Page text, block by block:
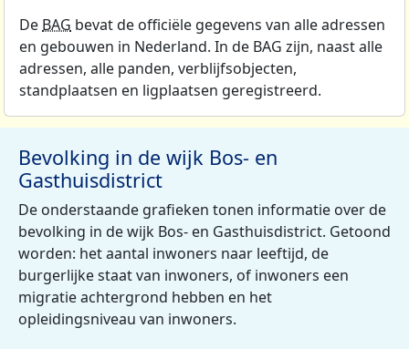
De BAG bevat de officiële gegevens van alle adressen
en gebouwen in Nederland. In de BAG zijn, naast alle
adressen, alle panden, verblijfsobjecten,
standplaatsen en ligplaatsen geregistreerd.
Bevolking in de wijk Bos- en
Gasthuisdistrict
De onderstaande grafieken tonen informatie over de
bevolking in de wijk Bos- en Gasthuisdistrict. Getoond
worden: het aantal inwoners naar leeftijd, de
burgerlijke staat van inwoners, of inwoners een
migratie achtergrond hebben en het
opleidingsniveau van inwoners.